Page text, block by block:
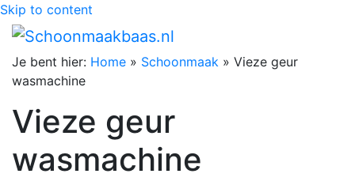
Skip to content
Je bent hier: Home » Schoonmaak » Vieze geur
wasmachine
Vieze geur
wasmachine